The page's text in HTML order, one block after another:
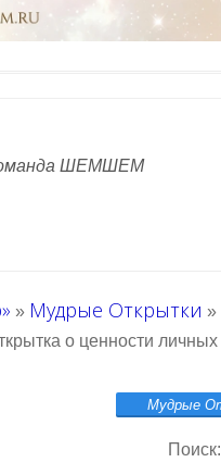
ШЕМШЕМ
» Мудрые Открытки »
о ценности личных
Поиск: